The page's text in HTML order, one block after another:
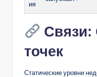
ия
Связи:
точек
Статические уровни